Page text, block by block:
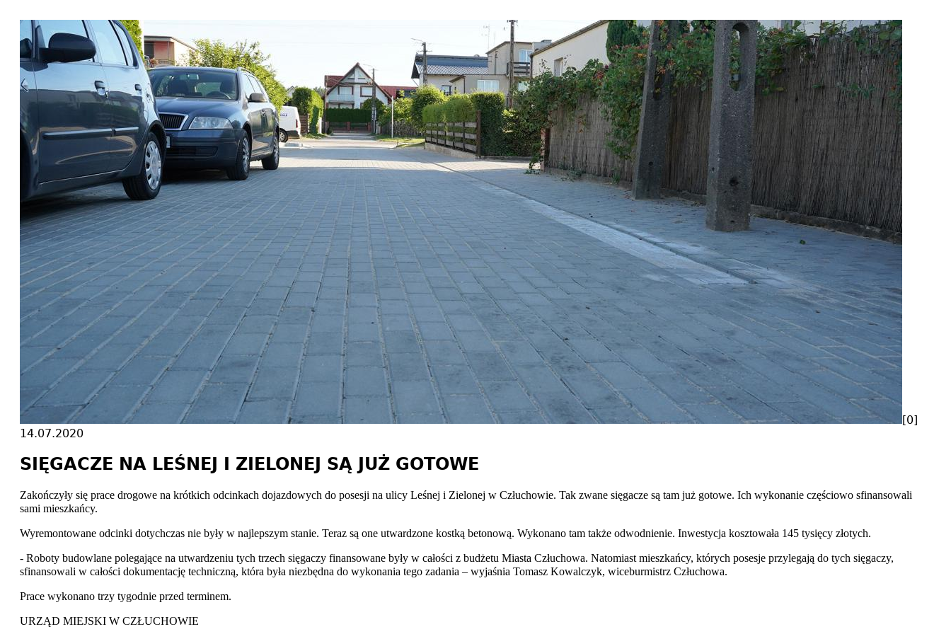
[0]
14.07.2020
SIĘGACZE NA LEŚNEJ I ZIELONEJ SĄ JUŻ GOTOWE
Zakończyły się prace drogowe na krótkich odcinkach dojazdowych do posesji na ulicy Leśnej i Zielonej w Człuchowie. Tak zwane sięgacze są tam już gotowe. Ich wykonanie częściowo sfinansowali
sami mieszkańcy.
Wyremontowane odcinki dotychczas nie były w najlepszym stanie. Teraz są one utwardzone kostką betonową. Wykonano tam także odwodnienie. Inwestycja kosztowała 145 tysięcy złotych.
- Roboty budowlane polegające na utwardzeniu tych trzech sięgaczy finansowane były w całości z budżetu Miasta Człuchowa. Natomiast mieszkańcy, których posesje przylegają do tych sięgaczy,
sfinansowali w całości dokumentację techniczną, która była niezbędna do wykonania tego zadania – wyjaśnia Tomasz Kowalczyk, wiceburmistrz Człuchowa.
Prace wykonano trzy tygodnie przed terminem.
URZĄD MIEJSKI W CZŁUCHOWIE